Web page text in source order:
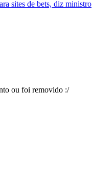
sites de bets, diz ministro
ou foi removido :/